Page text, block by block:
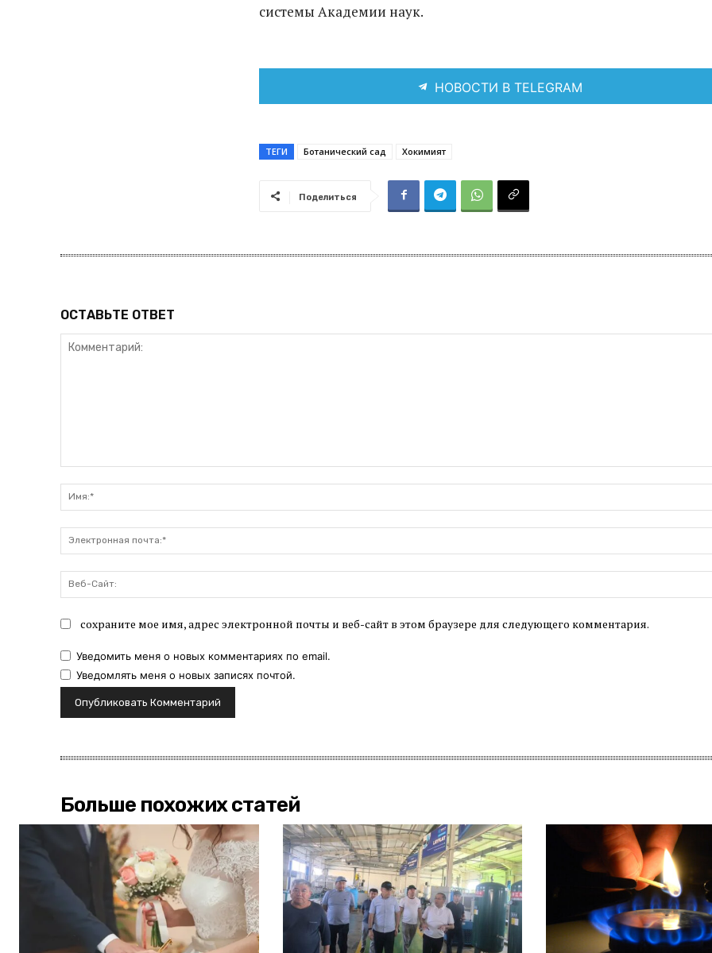
системы Академии наук.
НОВОСТИ В TELEGRAM
ТЕГИ Ботанический сад Хокимият
Поделиться
ОСТАВЬТЕ ОТВЕТ
сохраните мое имя, адрес электронной почты и веб-сайт в этом браузере для следующего комментария.
Уведомить меня о новых комментариях по email.
Уведомлять меня о новых записях почтой.
Больше похожих статей